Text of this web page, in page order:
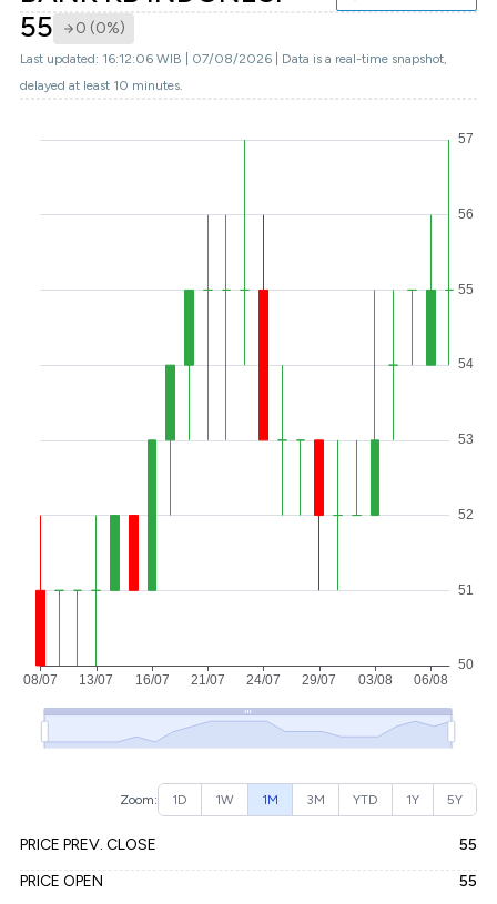
55 0 (0%)
Last updated: 16:12:06 WIB | 07/08/2026 | Data is a real-time snapshot,
delayed at least 10 minutes.
Zoom: 1D 1W 1M 3M YTD 1Y 5Y
PRICE PREV. CLOSE
55
PRICE OPEN
55